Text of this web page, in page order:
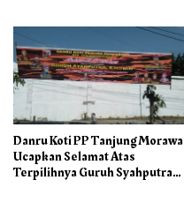
Danru Koti PP Tanjung Morawa
Ucapkan Selamat Atas
Terpilihnya Guruh Syahputra